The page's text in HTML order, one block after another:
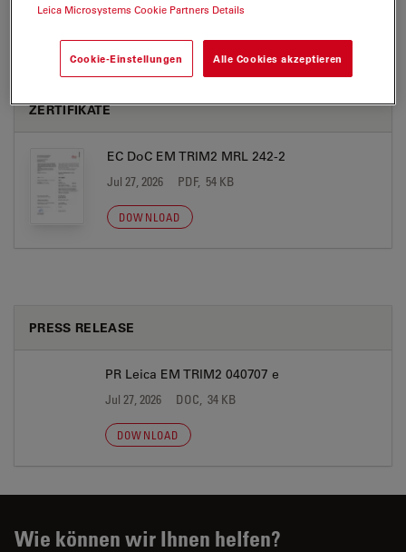
ZERTIFIKATE
EC DoC EM TRIM2 MRL 242-2
Jul 27, 2026 PDF, 54 KB
DOWNLOAD
PRESS RELEASE
PR Leica EM TRIM2 040707 e
Jul 27, 2026 DOC, 34 KB
DOWNLOAD
Wie können wir Ihnen helfen?
Leica Microsystems Cookie Partners Details
Cookie-Einstellungen Alle Cookies akzeptieren